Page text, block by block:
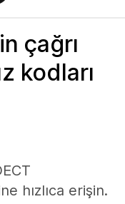
çağrı
kodları
hızlıca erişin.